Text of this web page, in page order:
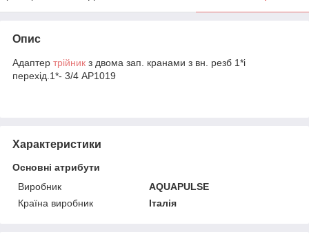
Опис
Адаптер трійник з двома зап. кранами з вн. резб 1*і
перехід.1*- 3/4 АР1019
Характеристики
Основні атрибути
Виробник
AQUAPULSE
Країна виробник
Італія